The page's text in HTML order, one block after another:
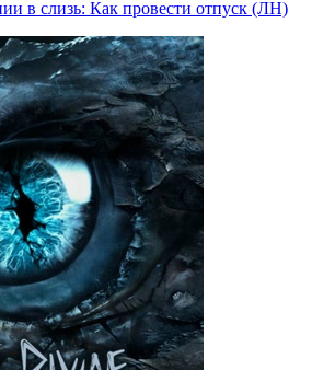
в слизь: Как провести отпуск (ЛН)